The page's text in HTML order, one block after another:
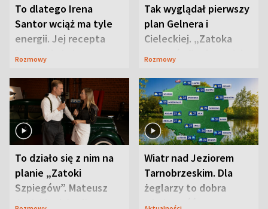
To dlatego Irena
Santor wciąż ma tyle
energii. Jej recepta
jest zaskakująco
Rozmowy
Tak wyglądał pierwszy
plan Gelnera i
Cieleckiej. „Zatoka
szpiegów” od razu ich
Rozmowy
To działo się z nim na
planie „Zatoki
Szpiegów”. Mateusz
Janicki odsłonił
Wiatr nad Jeziorem
Tarnobrzeskim. Dla
żeglarzy to dobra
wiadomość